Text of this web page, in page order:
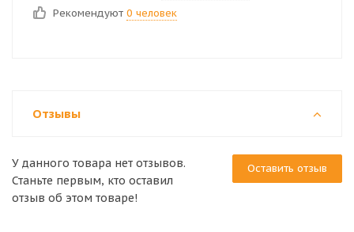
Рекомендуют 0 человек
Отзывы
Оставить отзыв
У данного товара нет отзывов.
Станьте первым, кто оставил
отзыв об этом товаре!